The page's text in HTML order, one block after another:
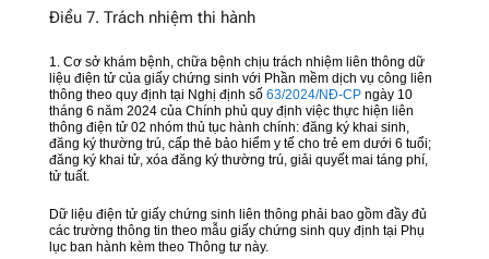
Điều 7. Trách nhiệm thi hành
1. Cơ sở khám bệnh, chữa bệnh chịu trách nhiệm liên thông dữ
liệu điện tử của giấy chứng sinh với Phần mềm dịch vụ công liên
thông theo quy định tại Nghị định số 63/2024/NĐ-CPngày 10
tháng 6 năm 2024 của Chính phủ quy định việc thực hiện liên
thông điện tử 02 nhóm thủ tục hành chính: đăng ký khai sinh,
đăng ký thường trú, cấp thẻ bảo hiểm y tế cho trẻ em dưới 6 tuổi;
đăng ký khai tử, xóa đăng ký thường trú, giải quyết mai táng phí,
tử tuất.
Dữ liệu điện tử giấy chứng sinh liên thông phải bao gồm đầy đủ
các trường thông tin theo mẫu giấy chứng sinh quy định tại Phụ
lục ban hành kèm theo Thông tư này.